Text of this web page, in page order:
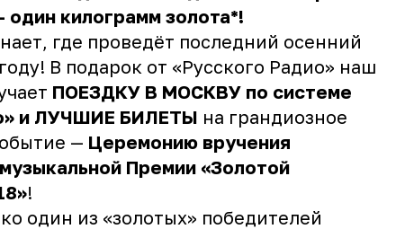
один килограмм золота*!
где проведёт последний осенний
В подарок от «Русского Радио» наш
ПОЕЗДКУ В МОСКВУ по системе
и ЛУЧШИЕ БИЛЕТЫ на грандиозное
— Церемонию вручения
Премии «Золотой
!
один из «золотых» победителей